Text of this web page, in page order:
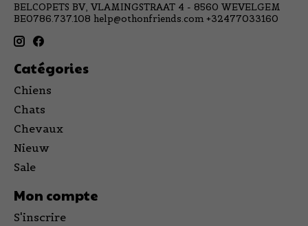
BELCOPETS BV, VLAMINGSTRAAT 4 - 8560 WEVELGEM
BE0786.737.108 help@othonfriends.com +32477033160
Catégories
Chiens
Chats
Chevaux
Nieuw
Sale
Mon compte
S'inscrire